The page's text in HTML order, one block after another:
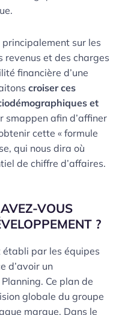
principalement sur les
revenus et des charges
financière d’une
croiser ces
et
smappen afin d’affiner
cette « formule
qui nous dira où
de chiffre d’affaires.
VOUS
?
par les équipes
d’avoir un
Ce plan de
globale du groupe
marque. Dans le